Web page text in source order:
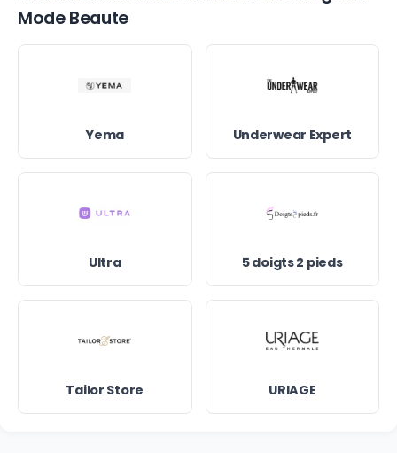
Mode Beaute
Yema Underwear Expert
Ultra 5 doigts 2 pieds
Tailor Store URIAGE